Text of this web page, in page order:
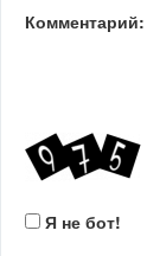
Комментарий:
Я не бот!